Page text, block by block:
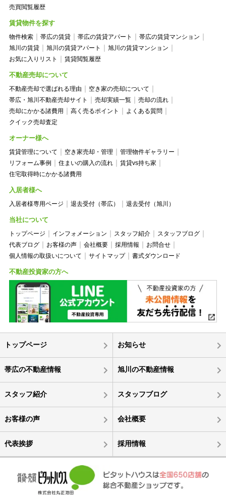
売買閲覧履歴
賃貸物件を探す
物件検索 帯広の賃貸 帯広の賃貸アパート
帯広の賃貸マンション
旭川の賃貸
旭川の賃貸アパート
旭川の賃貸マンション
お気に入りリスト
賃貸閲覧履歴
不動産売却について
不動産売却で選ばれる理由
空き家の売却について
帯広・旭川不動産売却サイト
売却実績一覧
売却の流れ
売却にかかる諸費用
高く売るポイント
よくある質問
クイック売却査定
オーナー様へ
賃貸管理について 空き家売却・管理
管理物件ギャラリー
リフォーム事例
住まいの購入の流れ
賃貸vs持ち家
住宅取得時にかかる諸費用
入居者様へ
入居者様専用ページ 退去受付（帯広） 退去受付（旭川）
当社について
トップページ インフォメーション スタッフ紹介
スタッフブログ
代表ブログ
お客様の声 会社概要 採用情報
お問合せ
個人情報の取扱いについて
サイトマップ 書式ダウンロード
不動産投資家の方へ
トップページ お知らせ
帯広の不動産情報 旭川の不動産情報
スタッフ紹介 スタッフブログ
お客様の声 会社概要
代表挨拶 採用情報